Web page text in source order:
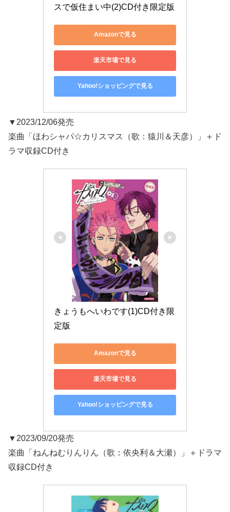
スで仮住まい中(2)CD付き限定版
Amazonで見る
楽天市場で見る
Yahoo!ショッピングで見る
▼2023/12/06発売
楽曲「ほわシャパ☆カリスマス（歌：猿川＆天彦）」＋ド
ラマ収録CD付き
きょうもへいわです(1)CD付き限
定版
Amazonで見る
楽天市場で見る
Yahoo!ショッピングで見る
▼2023/09/20発売
楽曲「ねんねむりんりん（歌：依央利＆大瀬）」＋ドラマ
収録CD付き